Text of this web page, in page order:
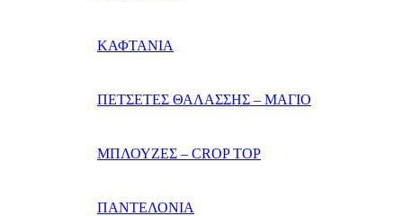
ΚΑΦΤΑΝΙΑ
ΠΕΤΣΕΤΕΣ ΘΑΛΑΣΣΗΣ – ΜΑΓΙΟ
ΜΠΛΟΥΖΕΣ – CROP TOP
ΠΑΝΤΕΛΟΝΙΑ